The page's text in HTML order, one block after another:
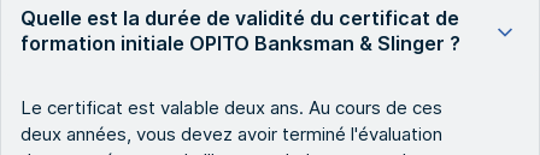
Quelle est la durée de validité du certificat de
formation initiale OPITO Banksman & Slinger ?
Le certificat est valable deux ans. Au cours de ces
deux années, vous devez avoir terminé l'évaluation